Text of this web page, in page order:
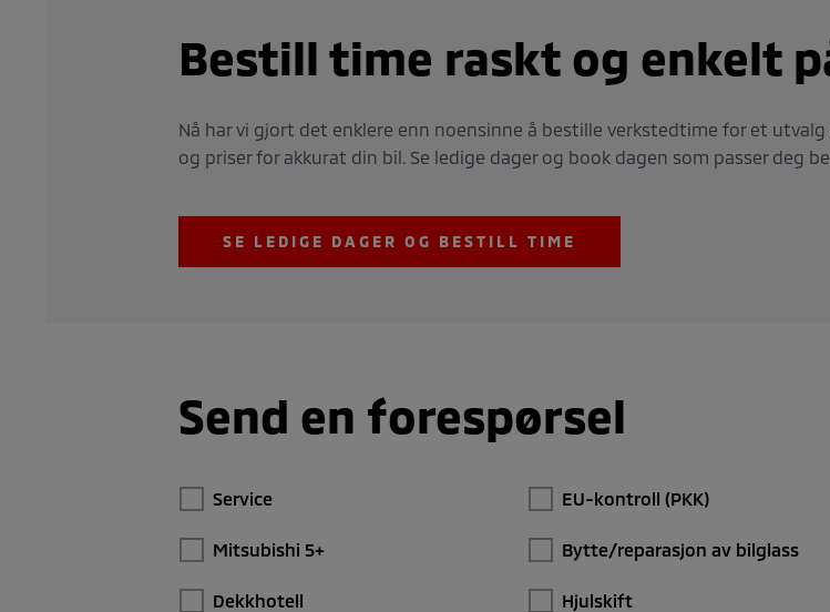
Bestill time raskt og enkelt
Nå har vi gjort det enklere enn noensinne å bestille verkstedtime for et
og priser for akkurat din bil. Se ledige dager og book dagen som passer deg
SE LEDIGE DAGER OG BESTILL TIME
Send en forespørsel
Service EU-kontroll (PKK)
Mitsubishi 5+ Bytte/reparasjon av bilglass
Dekkhotell Hjulskift